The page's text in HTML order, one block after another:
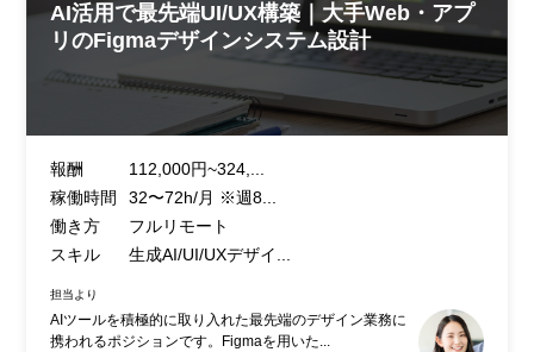
AI活用で最先端UI/UX構築｜大手Web・アプ
リのFigmaデザインシステム設計
報酬
112,000円~324,...
稼働時間
32〜72h/月 ※週8...
働き方
フルリモート
スキル
生成AI/UI/UXデザイ...
担当より
AIツールを積極的に取り入れた最先端のデザイン業務に
携われるポジションです。Figmaを用いた...